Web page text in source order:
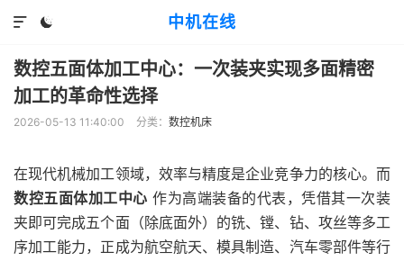
中机在线


数控五面体加工中心：一次装夹实现多面精密
加工的革命性选择
2026-05-13 11:40:00 分类： 数控机床
在现代机械加工领域，效率与精度是企业竞争力的核心。而
数控五面体加工中心 作为高端装备的代表，凭借其一次装
夹即可完成五个面（除底面外）的铣、镗、钻、攻丝等多工
序加工能力，正成为航空航天、模具制造、汽车零部件等行